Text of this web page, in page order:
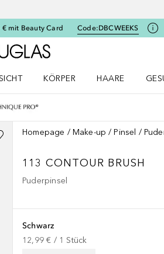
€ mit Beauty Card Code:DBCWEEKS
Zur Douglas Startseite
KÖRPER
HAARE
Homepage Make-up Pinsel
113 CONTOUR BRUSH
Puderpinsel
Schwarz
12,99 € / 1 Stück